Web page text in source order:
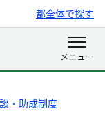
都全体で探す
・助成制度